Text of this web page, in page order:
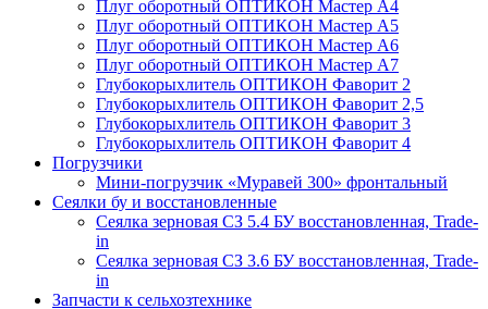
Плуг оборотный ОПТИКОН Мастер А4
Плуг оборотный ОПТИКОН Мастер А5
Плуг оборотный ОПТИКОН Мастер А6
Плуг оборотный ОПТИКОН Мастер А7
Глубокорыхлитель ОПТИКОН Фаворит 2
Глубокорыхлитель ОПТИКОН Фаворит 2,5
Глубокорыхлитель ОПТИКОН Фаворит 3
Глубокорыхлитель ОПТИКОН Фаворит 4
Погрузчики
Мини-погрузчик «Муравей 300» фронтальный
Сеялки бу и восстановленные
Сеялка зерновая СЗ 5.4 БУ восстановленная, Trade-
in
Сеялка зерновая СЗ 3.6 БУ восстановленная, Trade-
in
Запчасти к сельхозтехнике